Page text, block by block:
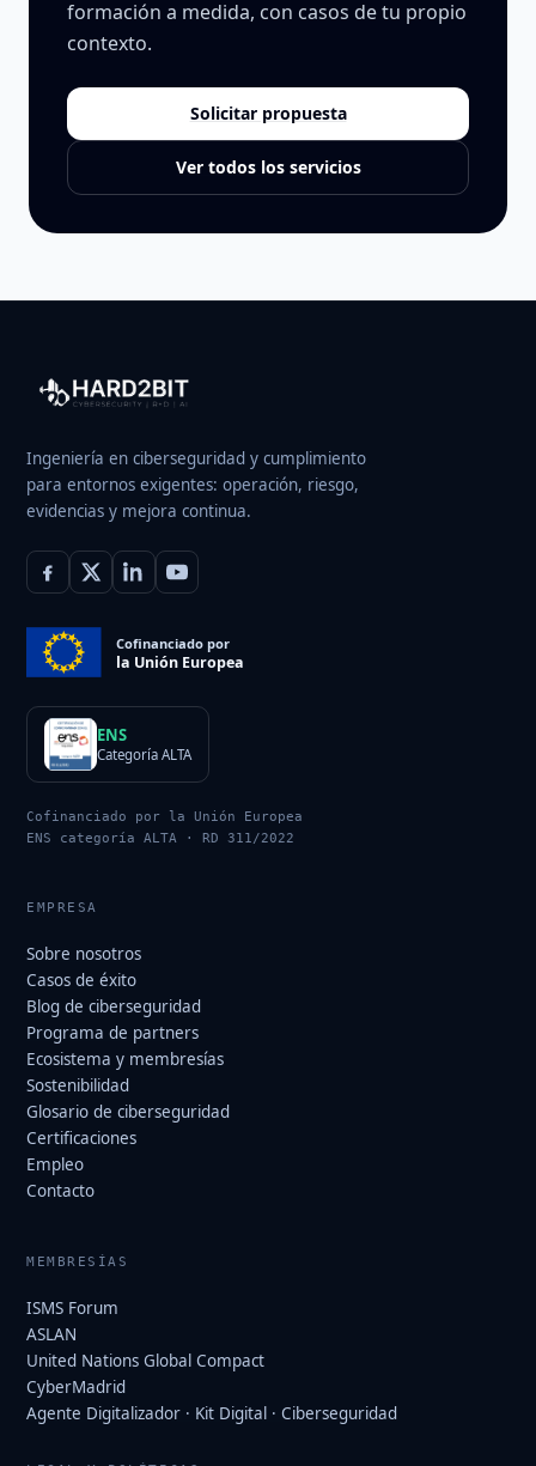
formación a medida, con casos de tu propio
contexto.
Solicitar propuesta
Ver todos los servicios
Ingeniería en ciberseguridad y cumplimiento
para entornos exigentes: operación, riesgo,
evidencias y mejora continua.
Cofinanciado por
la Unión Europea
ENS
Categoría ALTA
Cofinanciado por la Unión Europea
ENS categoría ALTA · RD 311/2022
EMPRESA
Sobre nosotros
Casos de éxito
Blog de ciberseguridad
Programa de partners
Ecosistema y membresías
Sostenibilidad
Glosario de ciberseguridad
Certificaciones
Empleo
Contacto
MEMBRESÍAS
ISMS Forum
ASLAN
United Nations Global Compact
CyberMadrid
Agente Digitalizador · Kit Digital · Ciberseguridad